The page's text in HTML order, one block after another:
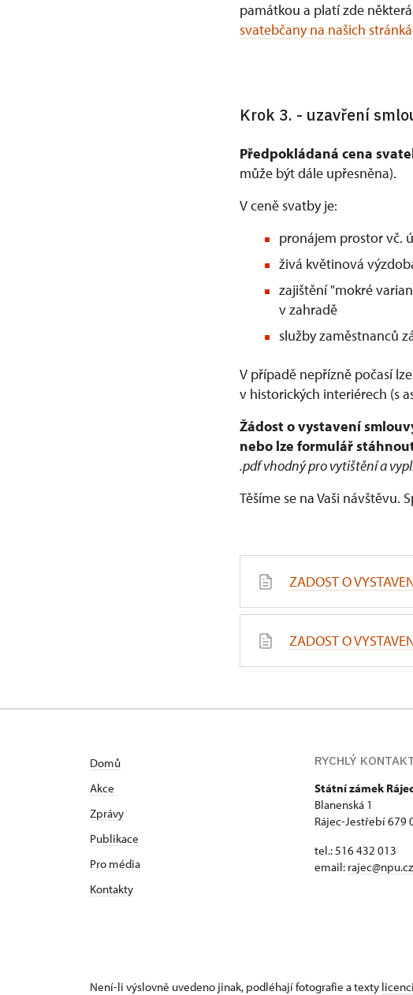
památkou a platí zde
svatebčany na našich
Krok 3. - uzavření
Předpokládaná cena
může být dále upřesněna).
V ceně svatby je:
pronájem prostor vč.
živá květinová
zajištění "mokré
v zahradě
služby zaměstnanců
V případě nepřízně počasí
v historických interiérech (s
Žádost o vystavení
nebo lze formulář
.pdf vhodný pro vytištění a
Těšíme se na Vaši návštěvu.
ZADOST O
ZADOST O
Domů
Akce
Zprávy
Publikace
Pro média
Kontakty
RYCHLÝ
Státní zámek
Blanenská 1
Rájec-Jestřebí 679
tel.: 516 432 013
email: rajec@npu.cz
Není-li výslovně uvedeno jinak, podléhají fotografie a texty